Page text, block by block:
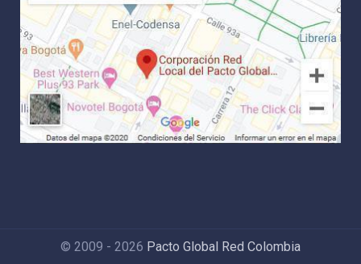
© 2009 - 2026 Pacto Global Red Colombia